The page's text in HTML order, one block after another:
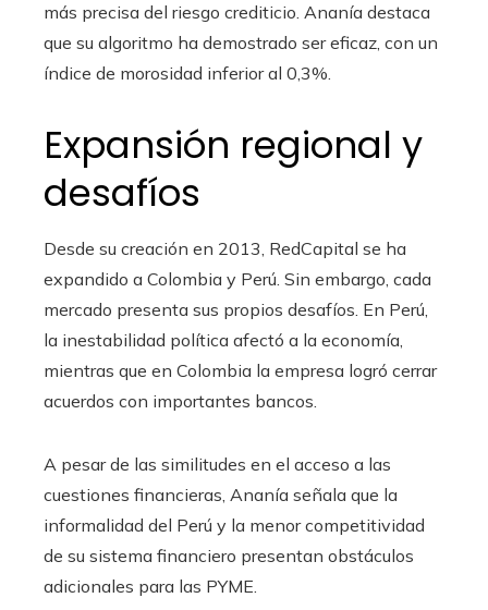
más precisa del riesgo crediticio. Ananía destaca
que su algoritmo ha demostrado ser eficaz, con un
índice de morosidad inferior al 0,3%.
Expansión regional y
desafíos
Desde su creación en 2013, RedCapital se ha
expandido a Colombia y Perú. Sin embargo, cada
mercado presenta sus propios desafíos. En Perú,
la inestabilidad política afectó a la economía,
mientras que en Colombia la empresa logró cerrar
acuerdos con importantes bancos.
A pesar de las similitudes en el acceso a las
cuestiones financieras, Ananía señala que la
informalidad del Perú y la menor competitividad
de su sistema financiero presentan obstáculos
adicionales para las PYME.